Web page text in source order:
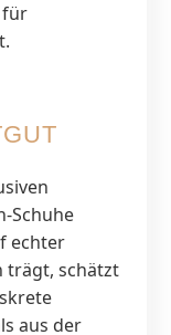
für
Schuhe
echter
trägt, schätzt
aus der